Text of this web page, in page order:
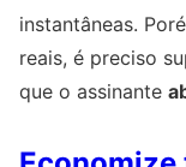
instantâneas.
reais, é preciso
que o assinante